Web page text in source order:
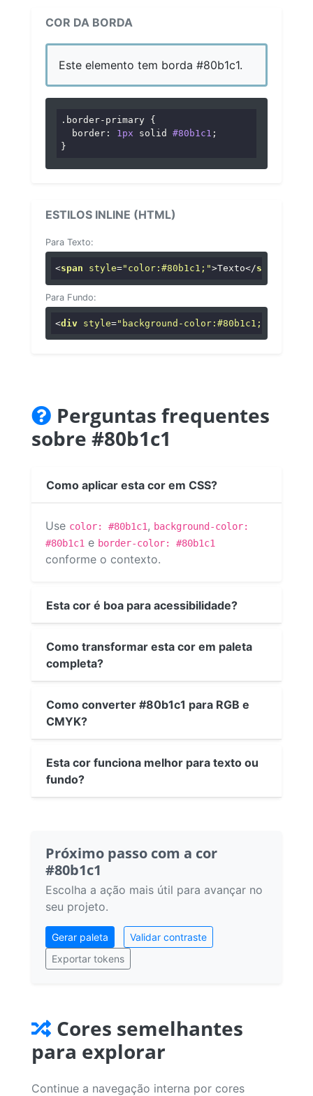
COR DA BORDA
Este elemento tem borda #80b1c1.
.border-primary {
border : 1px solid #80b1c1 ;
}
ESTILOS INLINE (HTML)
Para Texto:
<span style="color:#80b1c1;">Texto</span
Para Fundo:
<div style="background-color:#80b1c1;"
Perguntas frequentes
sobre #80b1c1
Como aplicar esta cor em CSS?
Use color: #80b1c1, background-color:
#80b1c1 e border-color: #80b1c1
conforme o contexto.
Esta cor é boa para acessibilidade?
Como transformar esta cor em paleta
completa?
Como converter #80b1c1 para RGB e
CMYK?
Esta cor funciona melhor para texto ou
fundo?
Próximo passo com a cor
#80b1c1
Escolha a ação mais útil para avançar no
seu projeto.
Gerar paleta
Validar contraste
Exportar tokens
Cores semelhantes
para explorar
Continue a navegação interna por cores